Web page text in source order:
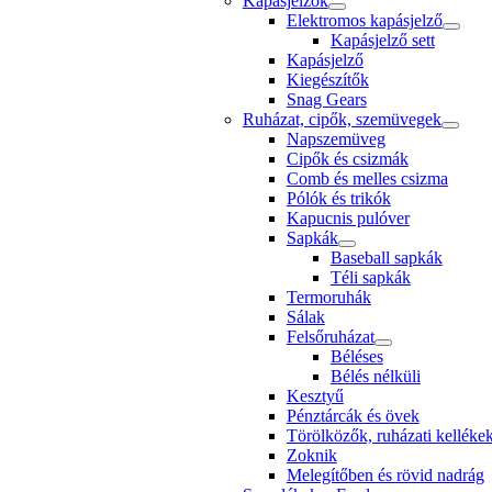
Elektromos kapásjelző
Kapásjelző sett
Kapásjelző
Kiegészítők
Snag Gears
Ruházat, cipők, szemüvegek
Napszemüveg
Cipők és csizmák
Comb és melles csizma
Pólók és trikók
Kapucnis pulóver
Sapkák
Baseball sapkák
Téli sapkák
Termoruhák
Sálak
Felsőruházat
Béléses
Bélés nélküli
Kesztyű
Pénztárcák és övek
Törölközők, ruházati
Zoknik
Melegítőben és rövid nadrág